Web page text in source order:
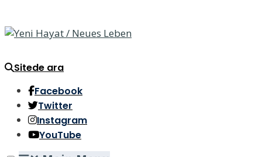
Sitede ara
Facebook
Twitter
Instagram
YouTube